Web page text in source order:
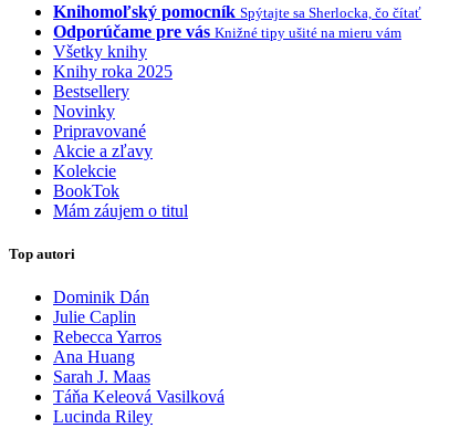
Knihomoľský pomocník Spýtajte sa Sherlocka, čo čítať
Odporúčame pre vás Knižné tipy ušité na mieru vám
Všetky knihy
Knihy roka 2025
Bestsellery
Novinky
Pripravované
Akcie a zľavy
Kolekcie
BookTok
Mám záujem o titul
Top autori
Dominik Dán
Julie Caplin
Rebecca Yarros
Ana Huang
Sarah J. Maas
Táňa Keleová Vasilková
Lucinda Riley